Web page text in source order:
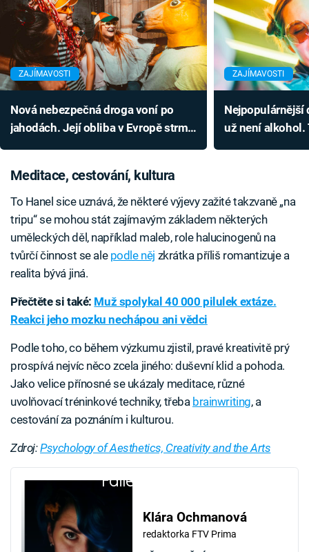
ZAJÍMAVOSTI
Nová nebezpečná droga voní po
jahodách. Její obliba v Evropě strmě
ZAJÍMAVOSTI
Nejpopulárnější
už není alkohol.
Meditace, cestování, kultura
To Hanel sice uznává, že některé výjevy zažité takzvaně „na
tripu“ se mohou stát zajímavým základem některých
uměleckých děl, například maleb, role halucinogenů na
tvůrčí činnost se ale podle něj zkrátka příliš romantizuje a
realita bývá jiná.
Přečtěte si také: Muž spolykal 40 000 pilulek extáze.
Reakci jeho mozku nechápou ani vědci
Podle toho, co během výzkumu zjistil, pravé kreativitě prý
prospívá nejvíc něco zcela jiného: duševní klid a pohoda.
Jako velice přínosné se ukázaly meditace, různé
uvolňovací tréninkové techniky, třeba brainwriting, a
cestování za poznáním i kulturou.
Zdroj:Psychology of Aesthetics, Creativity and the Arts
Failed to fetch
Klára Ochmanová
redaktorka FTV Prima